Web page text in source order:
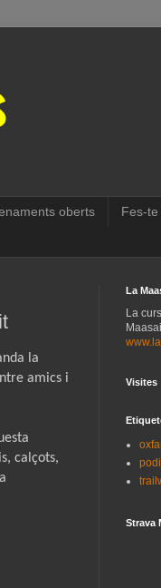
oberts Fes-
la
amics i
calçots,
La
La
Visites
Strava